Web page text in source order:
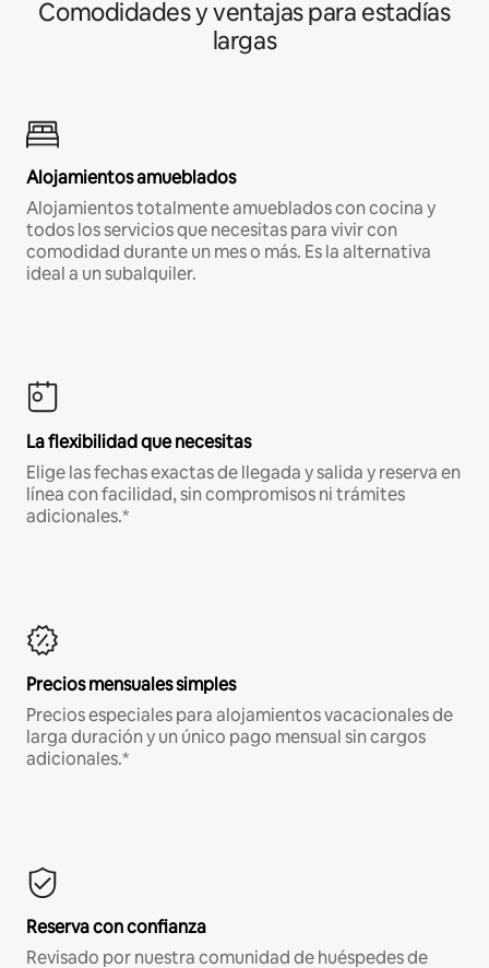
Comodidades y ventajas para estadías
largas
Alojamientos amueblados
Alojamientos totalmente amueblados con cocina y
todos los servicios que necesitas para vivir con
comodidad durante un mes o más. Es la alternativa
ideal a un subalquiler.
La flexibilidad que necesitas
Elige las fechas exactas de llegada y salida y reserva en
línea con facilidad, sin compromisos ni trámites
adicionales.*
Precios mensuales simples
Precios especiales para alojamientos vacacionales de
larga duración y un único pago mensual sin cargos
adicionales.*
Reserva con confianza
Revisado por nuestra comunidad de huéspedes de